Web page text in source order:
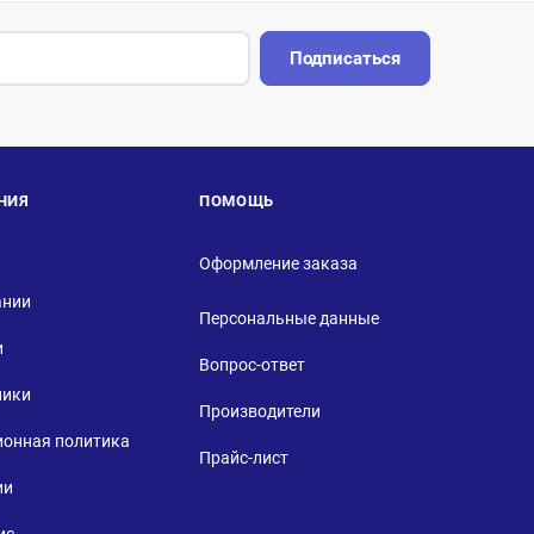
Подписаться
политика
ПОМОЩЬ
Оформление заказа
Персональные данные
Вопрос-ответ
Производители
Прайс-лист